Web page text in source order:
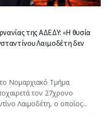
της ΑΔΕΔΥ: «Η θυσία
Λαιμοδέτη δεν
Νομαρχιακό Τμήμα
τον 27χρονο
Λαιμοδέτη, ο οποίος...